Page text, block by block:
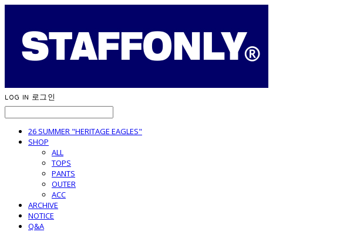
LOG IN 로그인
26 SUMMER "HERITAGE EAGLES"
SHOP
ALL
TOPS
PANTS
OUTER
ACC
ARCHIVE
NOTICE
Q&A